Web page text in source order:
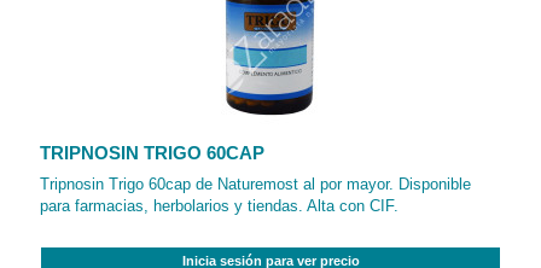
TRIPNOSIN TRIGO 60CAP
Tripnosin Trigo 60cap de Naturemost al por mayor. Disponible
para farmacias, herbolarios y tiendas. Alta con CIF.
Inicia sesión para ver precio